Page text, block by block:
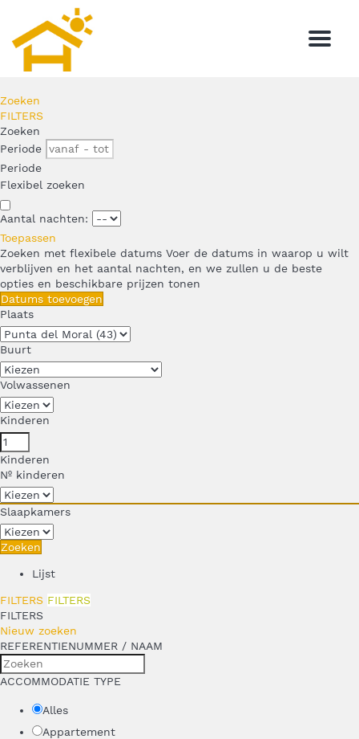
Menu
Zoeken
FILTERS
Zoeken
Periode
Periode
Flexibel zoeken
Aantal nachten:
Toepassen
Zoeken met flexibele datums Voer de datums in waarop u wilt
verblijven en het aantal nachten, en we zullen u de beste
opties en beschikbare prijzen tonen
Datums toevoegen
Plaats
Buurt
Volwassenen
Kinderen
Kinderen
Nº kinderen
Slaapkamers
Zoeken
Lijst
FILTERS FILTERS
FILTERS
Nieuw zoeken
REFERENTIENUMMER / NAAM
ACCOMMODATIE TYPE
Alles
Appartement